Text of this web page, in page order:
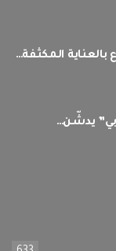
بالعناية المكثفة…
يدشّن…